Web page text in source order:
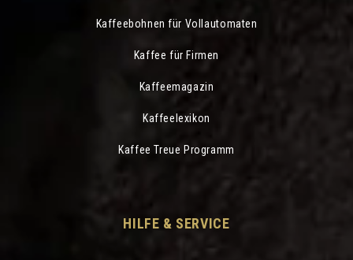
Kaffeebohnen für Vollautomaten
Kaffee für Firmen
Kaffeemagazin
Kaffeelexikon
Kaffee Treue Programm
HILFE & SERVICE